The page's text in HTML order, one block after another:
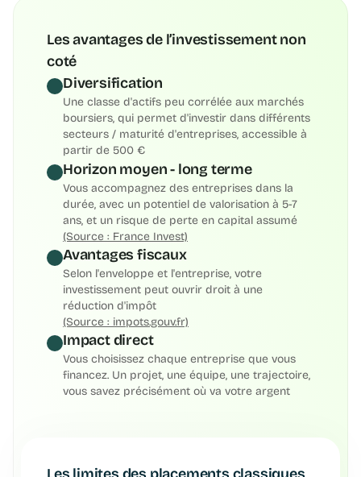
Ticket d’entrée
Multiple potentiel x2,6 à x7,3
Horizon de sortie 4 à 6 ans
Beyond the sea
Innovation · Impact
Financé
2 152 105 € collectés
Ticket d’entrée 500 €
Multiple potentiel x1,6 à x8,4
Horizon de sortie
Les avantages de l’investissement non
coté
Diversification
Une classe d'actifs peu corrélée aux marchés
boursiers, qui permet d'investir dans différents
secteurs / maturité d'entreprises, accessible à
partir de 500 €
Horizon moyen - long terme
Vous accompagnez des entreprises dans la
durée, avec un potentiel de valorisation à 5-7
ans, et un risque de perte en capital assumé
(Source : France Invest)
Avantages fiscaux
Selon l'enveloppe et l'entreprise, votre
investissement peut ouvrir droit à une
réduction d'impôt
(Source : impots.gouv.fr)
Impact direct
Vous choisissez chaque entreprise que vous
financez. Un projet, une équipe, une trajectoire,
vous savez précisément où va votre argent